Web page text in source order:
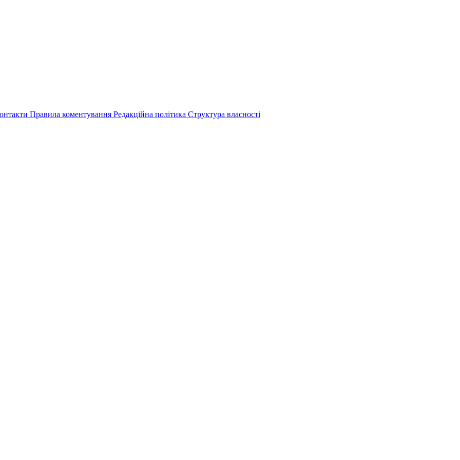
Правила коментування Редакційна політика Структура власності